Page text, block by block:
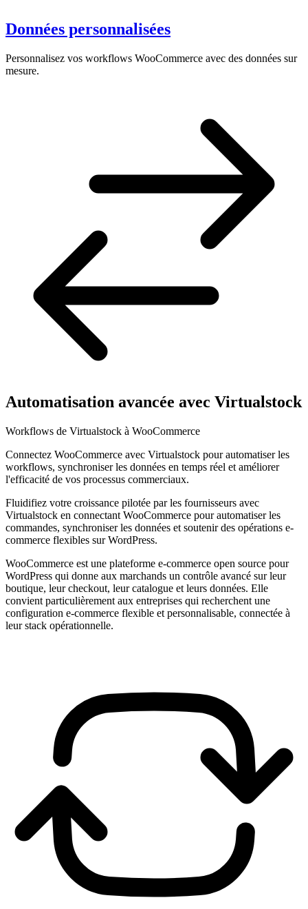
Données personnalisées
Personnalisez vos workflows WooCommerce avec des données sur
mesure.
Automatisation avancée avec Virtualstock
Workflows de Virtualstock à WooCommerce
Connectez WooCommerce avec Virtualstock pour automatiser les
workflows, synchroniser les données en temps réel et améliorer
l'efficacité de vos processus commerciaux.
Fluidifiez votre croissance pilotée par les fournisseurs avec
Virtualstock en connectant WooCommerce pour automatiser les
commandes, synchroniser les données et soutenir des opérations e-
commerce flexibles sur WordPress.
WooCommerce est une plateforme e-commerce open source pour
WordPress qui donne aux marchands un contrôle avancé sur leur
boutique, leur checkout, leur catalogue et leurs données. Elle
convient particulièrement aux entreprises qui recherchent une
configuration e-commerce flexible et personnalisable, connectée à
leur stack opérationnelle.